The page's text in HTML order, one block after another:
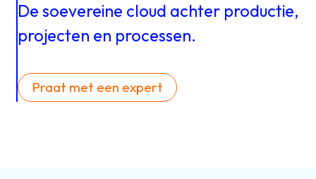
Nieuws &
kennis
Over ons
Desoevereine cloud achter productie,
projecten en processen.
Praat met een expert